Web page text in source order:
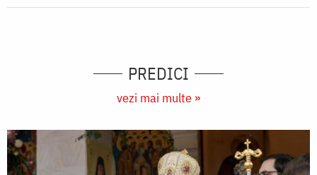
PREDICI
vezi mai multe »